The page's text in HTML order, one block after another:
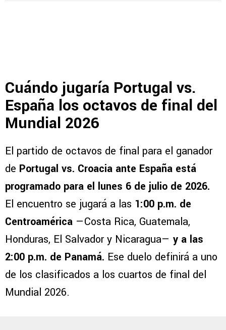
Cuándo jugaría Portugal vs.
España los octavos de final del
Mundial 2026
El partido de octavos de final para el ganador
de Portugal vs. Croacia ante España está
programado para el lunes 6 de julio de 2026.
El encuentro se jugará a las 1:00 p.m. de
Centroamérica —Costa Rica, Guatemala,
Honduras, El Salvador y Nicaragua— y a las
2:00 p.m. de Panamá. Ese duelo definirá a uno
de los clasificados a los cuartos de final del
Mundial 2026.